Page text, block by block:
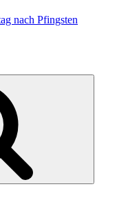
nach Pfingsten